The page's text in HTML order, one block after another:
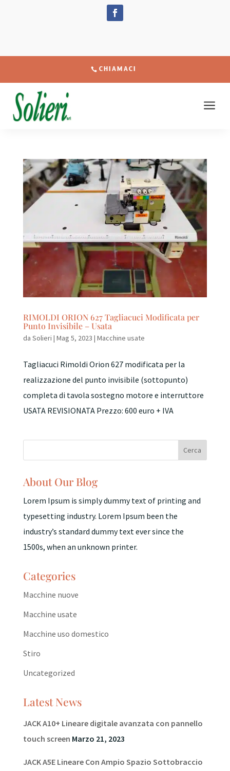
CHIAMACI
a
RIMOLDI ORION 627 Tagliacuci Modificata per
Punto Invisibile – Usata
da Solieri | Mag 5, 2023 | Macchine usate
Tagliacuci Rimoldi Orion 627 modificata per la
realizzazione del punto invisibile (sottopunto)
completa di tavola sostegno motore e interruttore
USATA REVISIONATA Prezzo: 600 euro + IVA
About Our Blog
Lorem Ipsum is simply dummy text of printing and
typesetting industry. Lorem Ipsum been the
industry’s standard dummy text ever since the
1500s, when an unknown printer.
Categories
Macchine nuove
Macchine usate
Macchine uso domestico
Stiro
Uncategorized
Latest News
JACK A10+ Lineare digitale avanzata con pannello
touch screen Marzo 21, 2023
JACK A5E Lineare Con Ampio Spazio Sottobraccio